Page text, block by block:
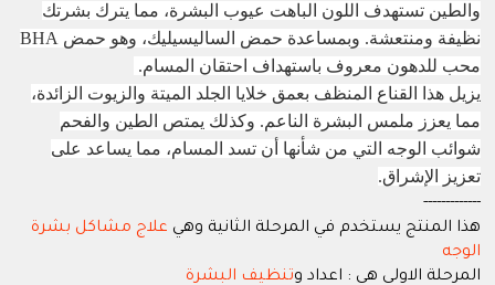
والطين تستهدف اللون الباهت عيوب البشرة، مما يترك بشرتك
نظيفة ومنتعشة. وبمساعدة حمض الساليسيليك، وهو حمض BHA
محب للدهون معروف باستهداف احتقان المسام.
يزيل هذا القناع المنظف بعمق خلايا الجلد الميتة والزيوت الزائدة،
مما يعزز ملمس البشرة الناعم. وكذلك يمتص الطين والفحم
شوائب الوجه التي من شأنها أن تسد المسام، مما يساعد على
تعزيز الإشراق.
-------------
هذا المنتج يستخدم في المرحلة الثانية وهي علاج مشاكل بشرة
الوجه
المرحلة الاولى هي : اعداد وتنظيف البشرة